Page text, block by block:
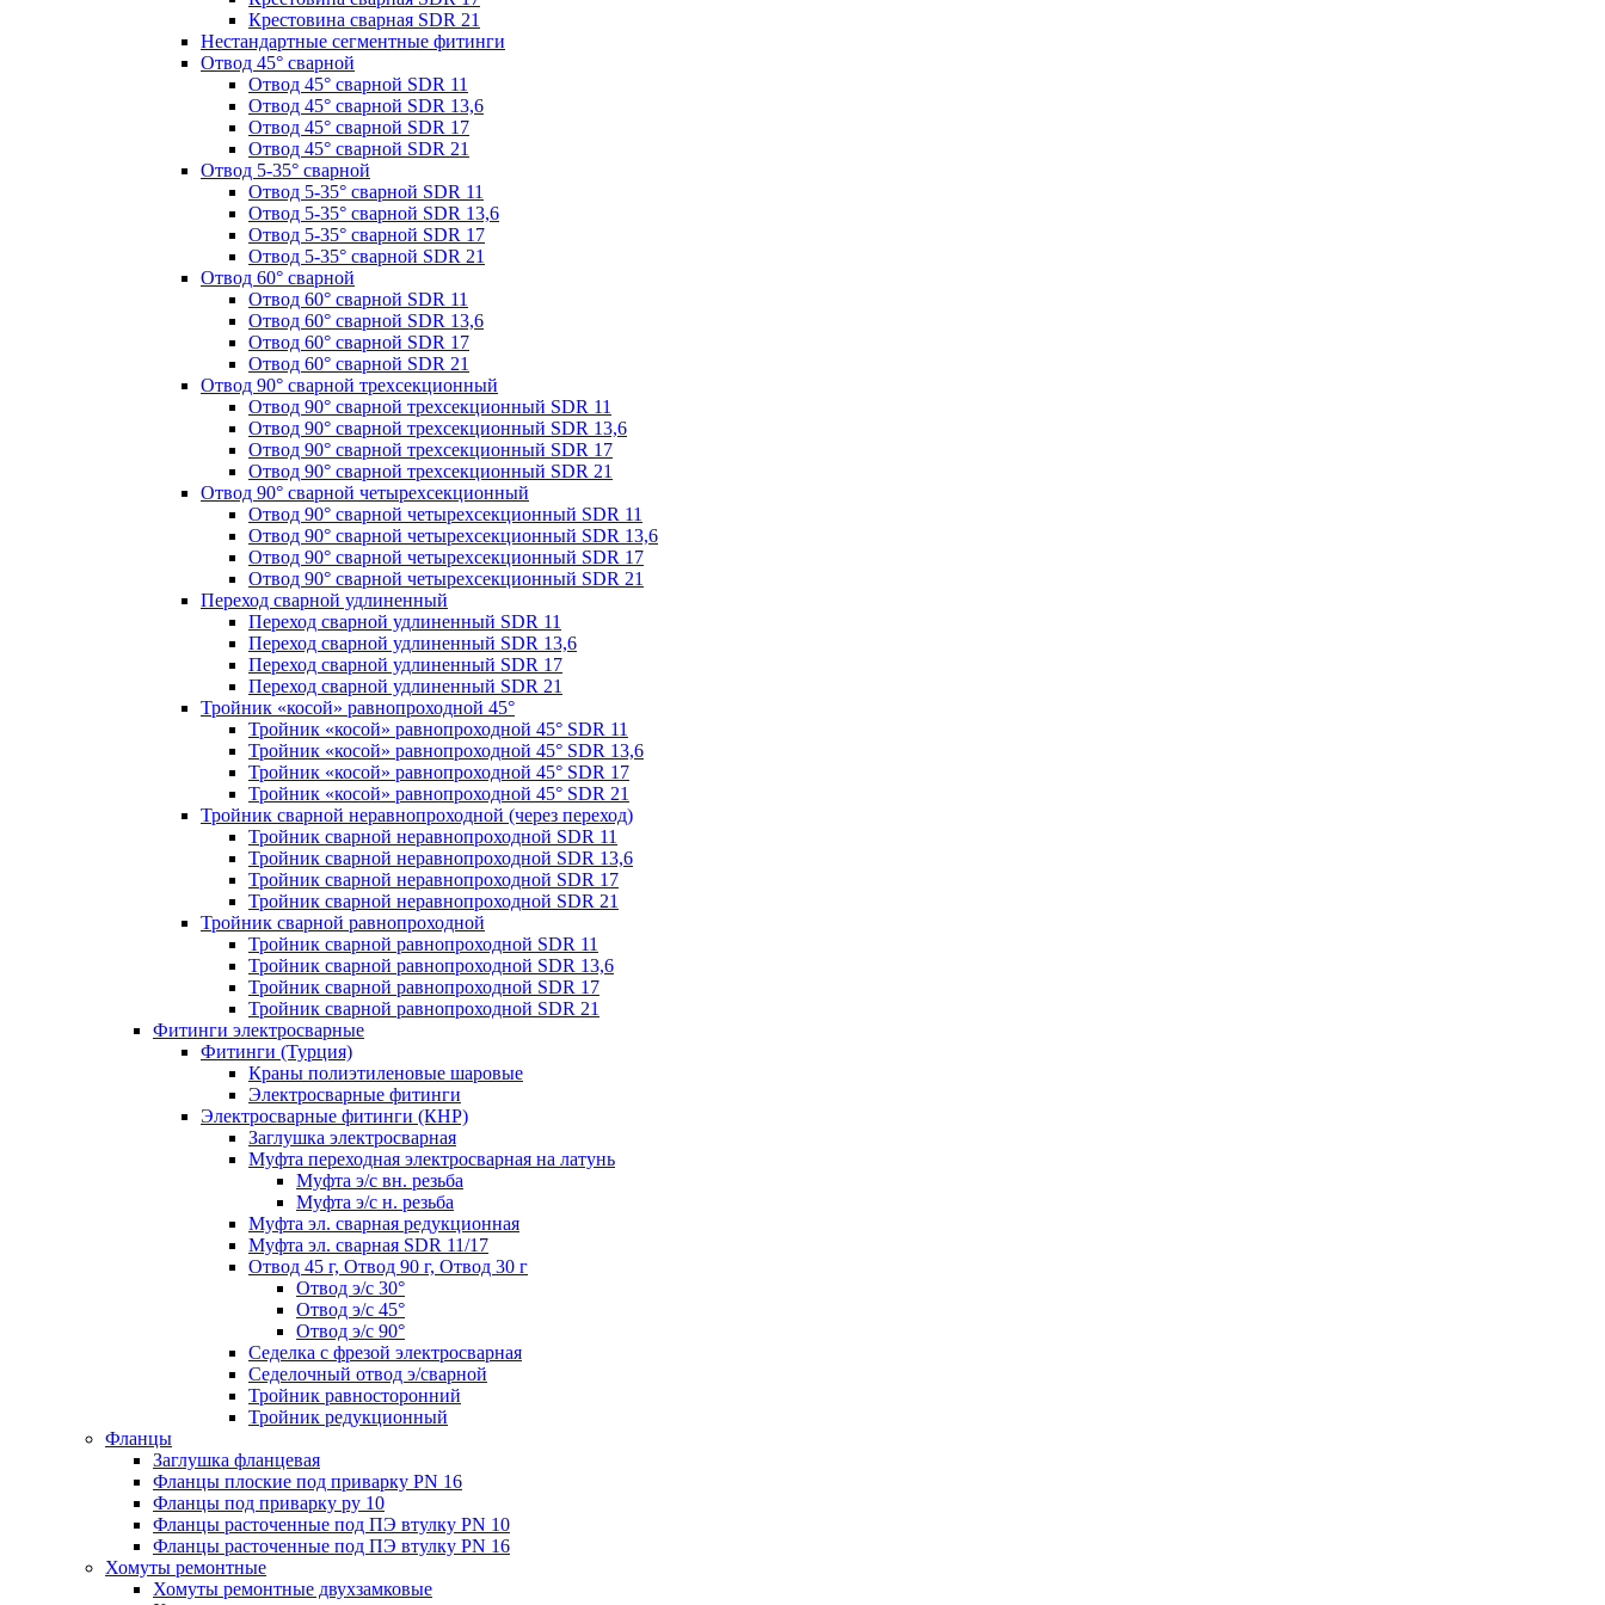
Крестовина сварная SDR 21
Нестандартные сегментные фитинги
Отвод 45° сварной
Отвод 45° сварной SDR 11
Отвод 45° сварной SDR 13,6
Отвод 45° сварной SDR 17
Отвод 45° сварной SDR 21
Отвод 5-35° сварной
Отвод 5-35° сварной SDR 11
Отвод 5-35° сварной SDR 13,6
Отвод 5-35° сварной SDR 17
Отвод 5-35° сварной SDR 21
Отвод 60° сварной
Отвод 60° сварной SDR 11
Отвод 60° сварной SDR 13,6
Отвод 60° сварной SDR 17
Отвод 60° сварной SDR 21
Отвод 90° сварной трехсекционный
Отвод 90° сварной трехсекционный SDR 11
Отвод 90° сварной трехсекционный SDR 13,6
Отвод 90° сварной трехсекционный SDR 17
Отвод 90° сварной трехсекционный SDR 21
Отвод 90° сварной четырехсекционный
Отвод 90° сварной четырехсекционный SDR 11
Отвод 90° сварной четырехсекционный SDR 13,6
Отвод 90° сварной четырехсекционный SDR 17
Отвод 90° сварной четырехсекционный SDR 21
Переход сварной удлиненный
Переход сварной удлиненный SDR 11
Переход сварной удлиненный SDR 13,6
Переход сварной удлиненный SDR 17
Переход сварной удлиненный SDR 21
Тройник «косой» равнопроходной 45°
Тройник «косой» равнопроходной 45° SDR 11
Тройник «косой» равнопроходной 45° SDR 13,6
Тройник «косой» равнопроходной 45° SDR 17
Тройник «косой» равнопроходной 45° SDR 21
Тройник сварной неравнопроходной (через переход)
Тройник сварной неравнопроходной SDR 11
Тройник сварной неравнопроходной SDR 13,6
Тройник сварной неравнопроходной SDR 17
Тройник сварной неравнопроходной SDR 21
Тройник сварной равнопроходной
Тройник сварной равнопроходной SDR 11
Тройник сварной равнопроходной SDR 13,6
Тройник сварной равнопроходной SDR 17
Тройник сварной равнопроходной SDR 21
Фитинги электросварные
Фитинги (Турция)
Краны полиэтиленовые шаровые
Электросварные фитинги
Электросварные фитинги (КНР)
Заглушка электросварная
Муфта переходная электросварная на латунь
Муфта э/с вн. резьба
Муфта э/с н. резьба
Муфта эл. cварная редукционная
Муфта эл. сварная SDR 11/17
Отвод 45 г, Отвод 90 г, Отвод 30 г
Отвод э/с 30°
Отвод э/с 45°
Отвод э/с 90°
Седелка с фрезой электросварная
Седелочный отвод э/сварной
Тройник равносторонний
Тройник редукционный
Фланцы
Заглушка фланцевая
Фланцы плоские под приварку PN 16
Фланцы под приварку ру 10
Фланцы расточенные под ПЭ втулку PN 10
Фланцы расточенные под ПЭ втулку PN 16
Хомуты ремонтные
Хомуты ремонтные двухзамковые